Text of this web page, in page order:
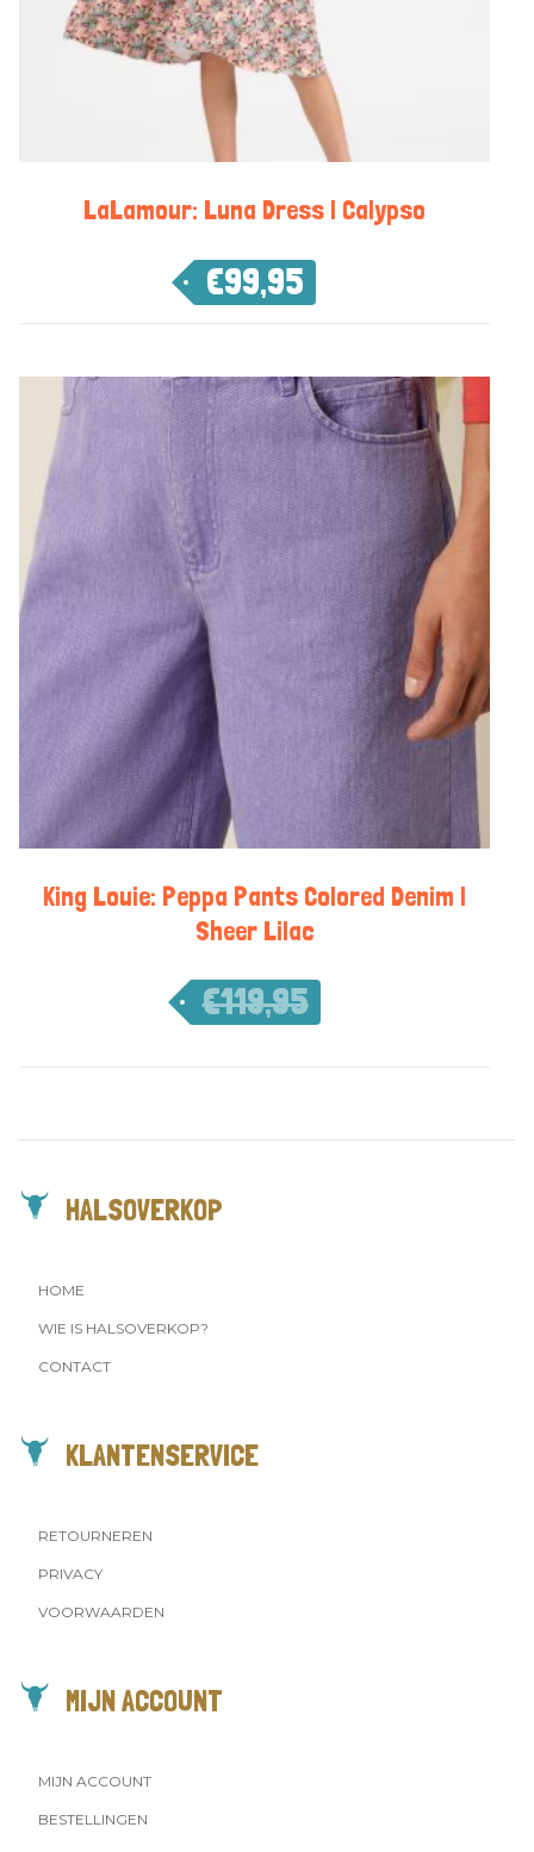
LaLamour: Luna Dress | Calypso
€99,95
King Louie: Peppa Pants Colored Denim |
Sheer Lilac
€119,95
HALSOVERKOP
HOME
WIE IS HALSOVERKOP?
CONTACT
KLANTENSERVICE
RETOURNEREN
PRIVACY
VOORWAARDEN
MIJN ACCOUNT
MIJN ACCOUNT
BESTELLINGEN